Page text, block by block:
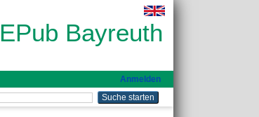
EPub Bayreuth
Anmelden